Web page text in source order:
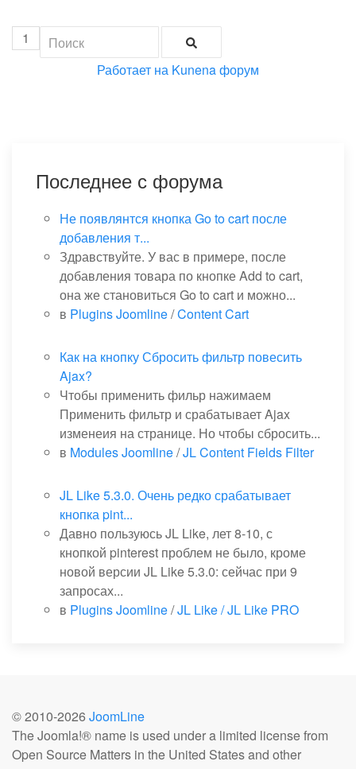
1
Работает на Kunena форум
Последнее с форума
Не появлянтся кнопка Go to cart после
добавления т...
Здравствуйте. У вас в примере, после
добавления товара по кнопке Add to cart,
она же становиться Go to cart и можно...
в Plugins Joomline/Content Cart
Как на кнопку Сбросить фильтр повесить
Ajax?
Чтобы применить фильр нажимаем
Применить фильтр и срабатывает Ajax
изменеия на странице. Но чтобы сбросить...
в Modules Joomline/JL Content Fields Filter
JL Like 5.3.0. Очень редко срабатывает
кнопка pint...
Давно пользуюсь JL Like, лет 8-10, с
кнопкой pinterest проблем не было, кроме
новой версии JL Like 5.3.0: сейчас при 9
запросах...
в Plugins Joomline/JL Like / JL Like PRO
© 2010-2026 JoomLine
The Joomla!® name is used under a limited license from
Open Source Matters in the United States and other